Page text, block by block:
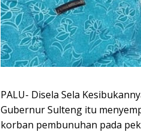
PALU- Disela Sela
Gubernur Sulteng itu
korban pembunuhan pada